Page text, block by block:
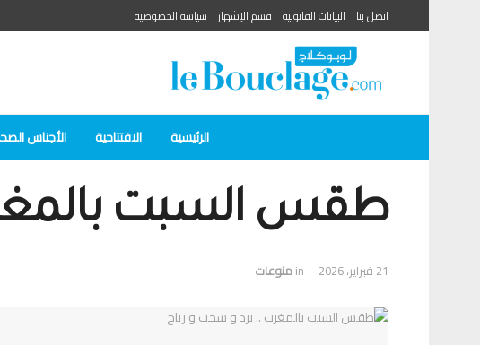
اتصل بنا البيانات القانونية قسم الإشهار سياسة الخصوصية
الرئيسية الافتتاحية الأجناس
طقس السبت
21 فبراير، 2026 inمنوعات